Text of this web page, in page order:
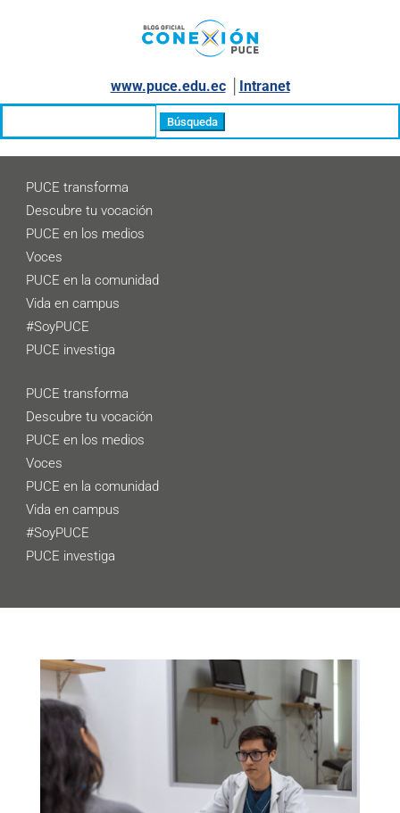
www.puce.edu.ec│ Intranet
PUCE transforma
Descubre tu vocación
PUCE en los medios
Voces
PUCE en la comunidad
Vida en campus
#SoyPUCE
PUCE investiga
PUCE transforma
Descubre tu vocación
PUCE en los medios
Voces
PUCE en la comunidad
Vida en campus
#SoyPUCE
PUCE investiga